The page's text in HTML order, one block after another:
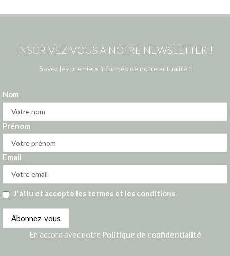
INSCRIVEZ-VOUS À NOTRE NEWSLETTER !
Soyez les premiers informés de notre actualité !
Nom
Prénom
Email
J'ai lu et accepte les termes et les conditions
En accord avec notre Politique de confidentialité